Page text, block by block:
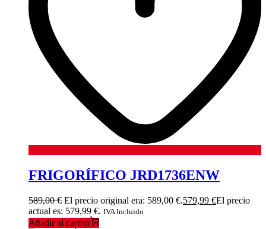
FRIGORÍFICO JRD1736ENW
589,00€ El precio original era: 589,00 €.579,99 €El precio
actual es: 579,99 €. IVA Incluido
Añadir al carrito